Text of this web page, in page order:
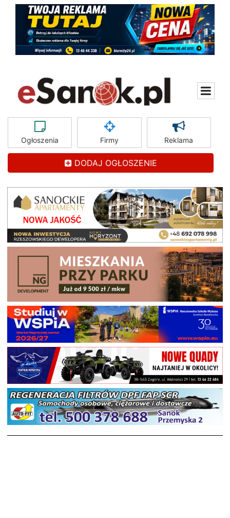
Ogłoszenia Firmy Reklama
DODAJ OGŁOSZENIE